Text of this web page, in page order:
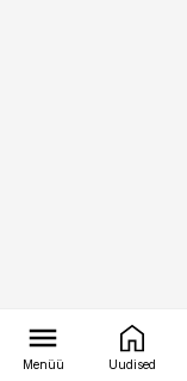
Menüü Uudised